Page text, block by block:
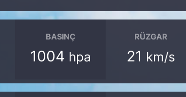
BASINÇ
1004 hpa
RÜZGAR
21 km/s